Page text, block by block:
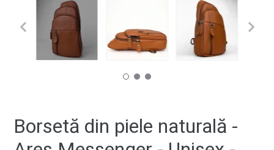
Borsetă din piele naturală -